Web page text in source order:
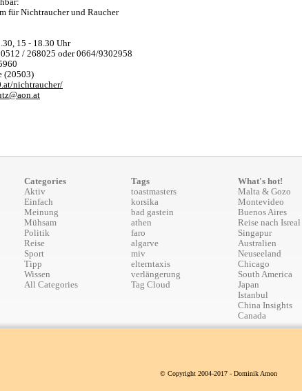
für Nichtraucher und Raucher
15 - 18.30 Uhr
/ 268025 oder 0664/9302958
(20503)
nichtraucher/
Categories
Aktiv
Einfach
Meinung
Mühsam
Politik
Reise
Sport
Tipp
Wissen
All Categories
Tags
toastmasters
korsika
bad gastein
athen
faro
algarve
miv
elterntaxis
verlängerung
Tag Cloud
What's hot!
Malta & Gozo
Montevideo
Buenos Aires
Reise nach Isreal
Singapur
Australien
Neuseeland
Chicago
South America
Japan
Istanbul
China Insights
Canada
© Copyright 2004-2017 - Dominik Amon